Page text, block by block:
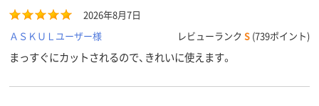
2026年8月7日
ＡＳＫＵＬユーザー様
レビューランク S (739ポイント)
まっすぐにカットされるので、きれいに使えます。